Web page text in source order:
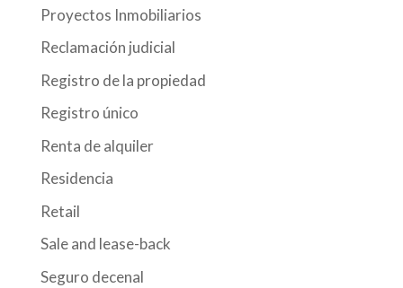
Proyectos Inmobiliarios
Reclamación judicial
Registro de la propiedad
Registro único
Renta de alquiler
Residencia
Retail
Sale and lease-back
Seguro decenal